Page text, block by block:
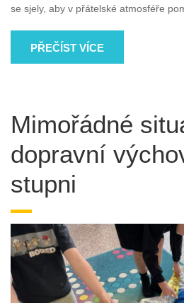
se sjely, aby v přátelské atmosféře
PŘEČÍST VÍCE
Mimořádné
dopravní
stupni